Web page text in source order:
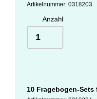
Artikelnummer: 0318203
Anzahl
10 Fragebogen-